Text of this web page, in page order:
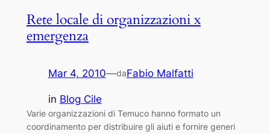
Rete locale di organizzazioni x
emergenza
Mar 4, 2010—daFabio Malfatti
in Blog Cile
Varie organizzazioni di Temuco hanno formato un
coordinamento per distribuire gli aiuti e fornire generi